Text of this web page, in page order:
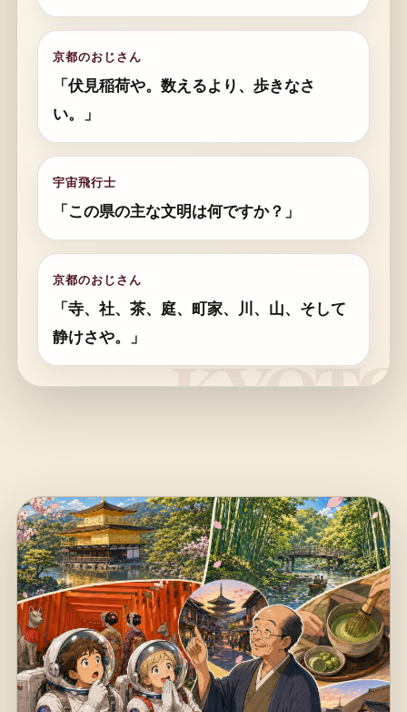
京都のおじさん
「伏見稲荷や。数えるより、歩きなさ
い。」
宇宙飛行士
「この県の主な文明は何ですか？」
京都のおじさん
「寺、社、茶、庭、町家、川、山、そして
静けさや。」